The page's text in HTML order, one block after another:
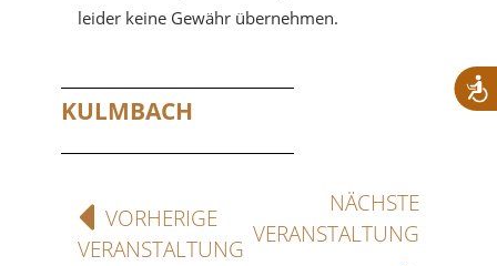
leider keine Gewähr übernehmen.
KULMBACH
VORHERIGE
VERANSTALTUNG
NÄCHSTE
VERANSTALTUNG